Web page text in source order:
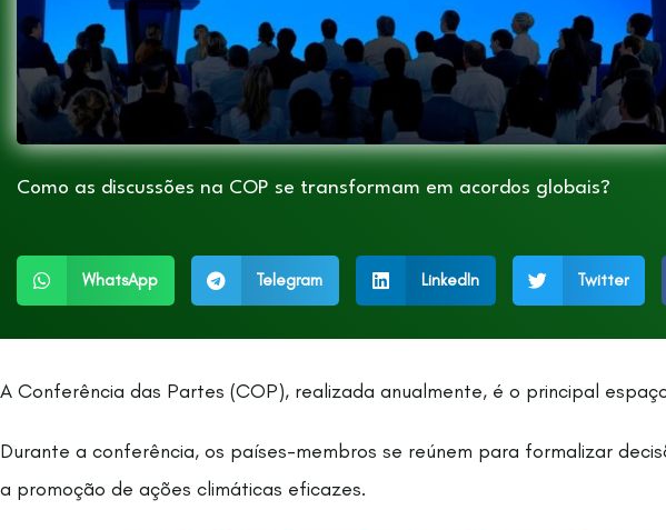
Como as discussões na COP se transformam em acordos globais?
WhatsApp Telegram LinkedIn Twitter
A Conferência das Partes (COP), realizada anualmente, é o principal
Durante a conferência, os países-membros se reúnem para formalizar
a promoção de ações climáticas eficazes.